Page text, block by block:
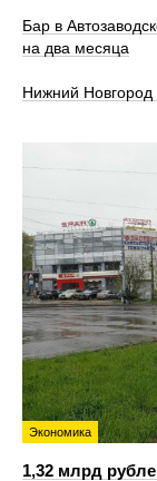
Бар в
на два месяца
Нижний
Экономика
1,32 млрд